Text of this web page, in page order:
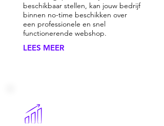
beschikbaar stellen, kan jouw bedrijf
binnen no-time beschikken over
een professionele en snel
functionerende webshop.
LEES MEER